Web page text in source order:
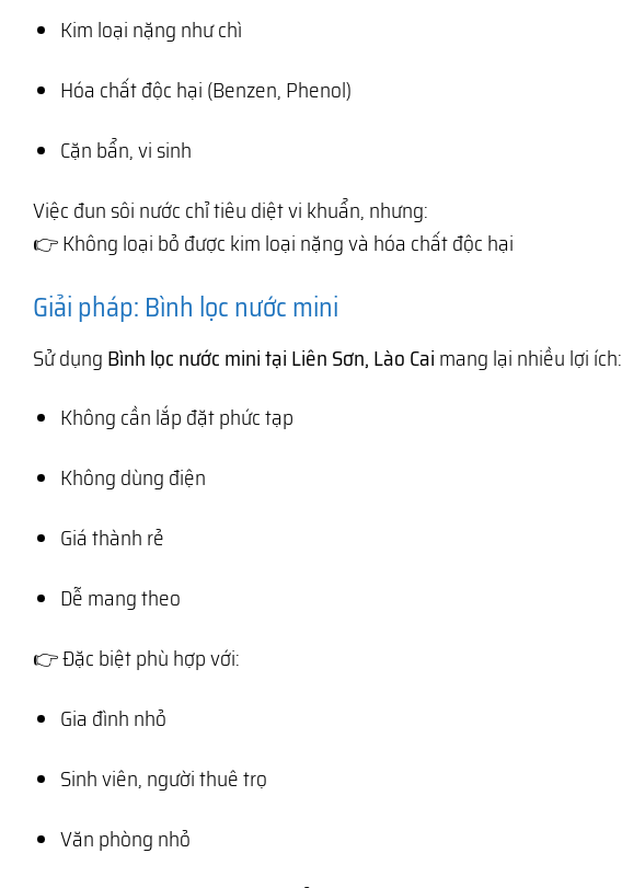
Kim loại nặng như chì
Hóa chất độc hại (Benzen, Phenol)
Cặn bẩn, vi sinh
Việc đun sôi nước chỉ tiêu diệt vi khuẩn, nhưng:
👉 Không loại bỏ được kim loại nặng và hóa chất độc hại
Giải pháp: Bình lọc nước mini
Sử dụng Bình lọc nước mini tại Liên Sơn, Lào Cai mang lại nhiều lợi ích:
Không cần lắp đặt phức tạp
Không dùng điện
Giá thành rẻ
Dễ mang theo
👉 Đặc biệt phù hợp với:
Gia đình nhỏ
Sinh viên, người thuê trọ
Văn phòng nhỏ